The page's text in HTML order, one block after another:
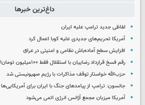
داغ‌ترین خبرها
لفاظی جدید ترامپ علیه ایران
آمریکا تحریم‌های جدیدی علیه کوبا اعمال کرد
افزایش سطح آماده‌باش نظامی و امنیتی در عراق
رقم فسخ قرارداد رضاییان با استقلال فقط ۱۰۰میلیون تومان!
حزب‌الله خواستار توقف مذاکرات با رژیم صهیونیستی شد
جانسون: ترامپ از پیامدهای جنگ با ایران برای
آمریکا میزبان مجمع آژانس انرژی اتمی می‌شود